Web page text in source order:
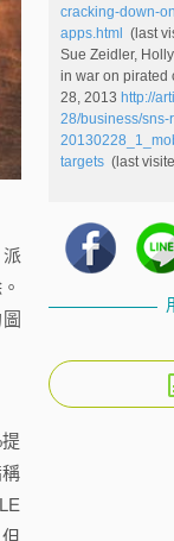
cracking-down-
apps.html
(last
Sue Zeidler,
in war on pirated
28, 2013 http://
28/business/
targets(last